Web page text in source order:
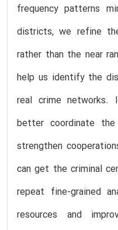
frequency patterns
districts, we refine
rather than the near
help us identify the
real crime networks.
better coordinate
strengthen
can get the criminal
repeat fine-grained
resources and